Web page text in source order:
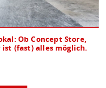
Ob Concept Store,
ist (fast) alles möglich.